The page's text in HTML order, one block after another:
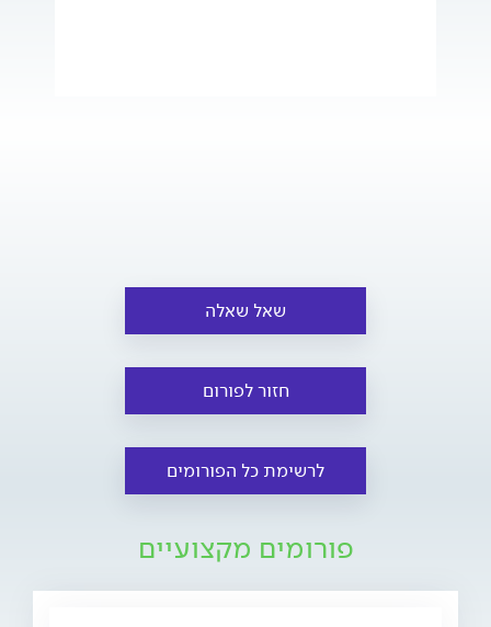
שאל שאלה
חזור לפורום
לרשימת כל הפורומים
פורומים מקצועיים